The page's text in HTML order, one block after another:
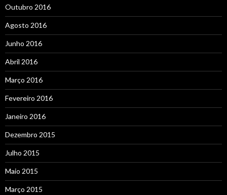
Outubro 2016
Agosto 2016
Junho 2016
Abril 2016
Março 2016
Fevereiro 2016
Janeiro 2016
Dezembro 2015
Julho 2015
Maio 2015
Março 2015